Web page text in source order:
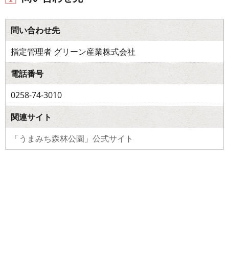
問い合わせ先
指定管理者 グリーン産業株式会社
電話番号
0258-74-3010
関連サイト
「うまみち森林公園」公式サイト